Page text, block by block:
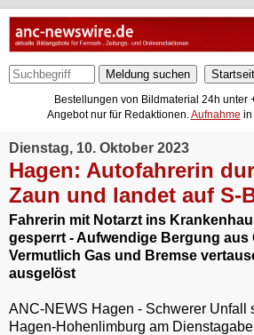
Meldung suchen
Bestellungen von Bildmaterial 24h unter
Angebot nur für Redaktionen.Aufnahme in
Dienstag, 10. Oktober 2023
Hagen: Autofahrerin
Zaun und landet auf S-
Fahrerin mit Notarzt ins
gesperrt - Aufwendige Bergung aus
Vermutlich Gas und Bremse
ausgelöst
ANC-NEWS Hagen - Schwerer Unfall
Hagen-Hohenlimburg am